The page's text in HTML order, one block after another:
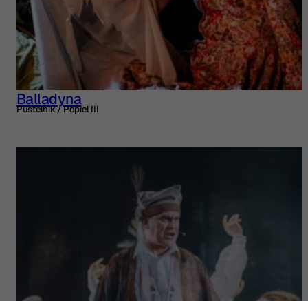
Balladyna
Pustelnik / Popiel III